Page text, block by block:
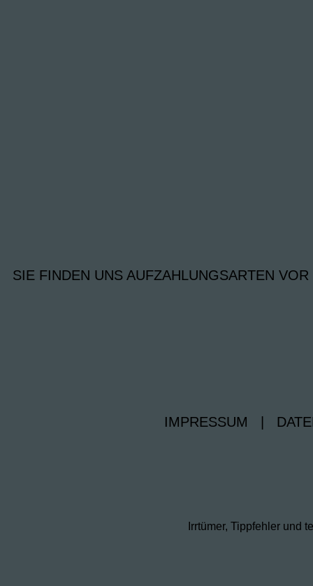
SIE FINDEN UNS AUFZAHLUNGSARTEN VOR
IMPRESSUM
Irrtümer, Tippfehler und